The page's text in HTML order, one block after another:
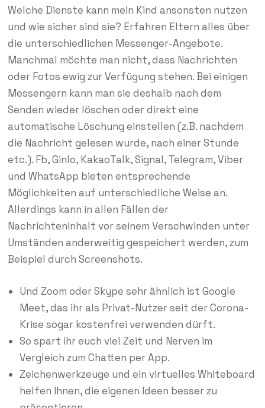
Welche Dienste kann mein Kind ansonsten nutzen
und wie sicher sind sie? Erfahren Eltern alles über
die unterschiedlichen Messenger-Angebote.
Manchmal möchte man nicht, dass Nachrichten
oder Fotos ewig zur Verfügung stehen. Bei einigen
Messengern kann man sie deshalb nach dem
Senden wieder löschen oder direkt eine
automatische Löschung einstellen (z.B. nachdem
die Nachricht gelesen wurde, nach einer Stunde
etc.). Fb, Ginlo, KakaoTalk, Signal, Telegram, Viber
und WhatsApp bieten entsprechende
Möglichkeiten auf unterschiedliche Weise an.
Allerdings kann in allen Fällen der
Nachrichteninhalt vor seinem Verschwinden unter
Umständen anderweitig gespeichert werden, zum
Beispiel durch Screenshots.
Und Zoom oder Skype sehr ähnlich ist Google
Meet, das ihr als Privat-Nutzer seit der Corona-
Krise sogar kostenfrei verwenden dürft.
So spart ihr euch viel Zeit und Nerven im
Vergleich zum Chatten per App.
Zeichenwerkzeuge und ein virtuelles Whiteboard
helfen Ihnen, die eigenen Ideen besser zu